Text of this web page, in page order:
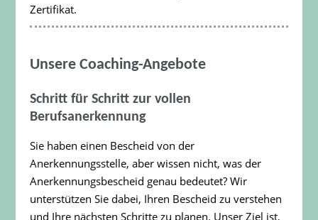
Zertifikat.
Unsere Coaching-Angebote
Schritt für Schritt zur vollen
Berufsanerkennung
Sie haben einen Bescheid von der
Anerkennungsstelle, aber wissen nicht, was der
Anerkennungsbescheid genau bedeutet? Wir
unterstützen Sie dabei, Ihren Bescheid zu verstehen
und Ihre nächsten Schritte zu planen. Unser Ziel ist,